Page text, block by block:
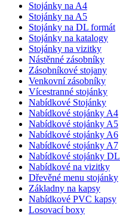
Stojánky na A4
Stojánky na A5
Stojánky na DL formát
Stojánky na katalogy
Stojánky na vizitky
Nástěnné zásobníky
Zásobníkové stojany
Venkovní zásobníky
Vícestranné stojánky
Nabídkové Stojánky
Nabídkové stojánky A4
Nabídkové stojánky A5
Nabídkové stojánky A6
Nabídkové stojánky A7
Nabídkové stojánky DL
Nabídkové na vizitky
Dřevěné menu stojánky
Základny na kapsy
Nabídkové PVC kapsy
Losovací boxy